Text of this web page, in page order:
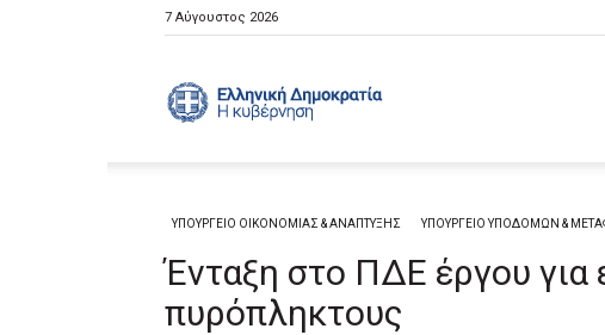
7 Αύγουστος 2026
Κυβέρνηση
ΥΠΟΥΡΓΕΙΟ ΟΙΚΟΝΟΜΙΑΣ & ΑΝΑΠΤΥΞΗΣ ΥΠΟΥΡΓΕΙΟ ΥΠΟΔΟΜΩΝ &
Ένταξη στο ΠΔΕ έργου για
πυρόπληκτους